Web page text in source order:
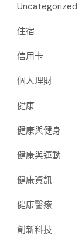
Uncategorized
住宿
信用卡
個人理財
健康
健康與健身
健康與運動
健康資訊
健康醫療
創新科技